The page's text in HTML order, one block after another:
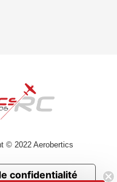
© 2022 Aerobertics
confidentialité